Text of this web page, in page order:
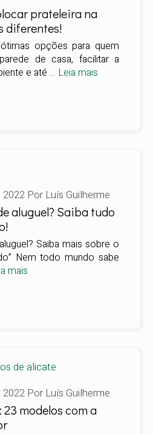
de qualidade e
a dia de nossos
desde a instalação de
listas e dicas de
conteúdos mais
sobre solda.
prateleira na
diferentes!
opções para quem
de casa, facilitar a
e até … Leia mais
aluguel? Saiba tudo
2022 Por Luís Guilherme
Saiba mais sobre o
Nem todo mundo sabe
mais
modelos com a
2022Por Luís Guilherme